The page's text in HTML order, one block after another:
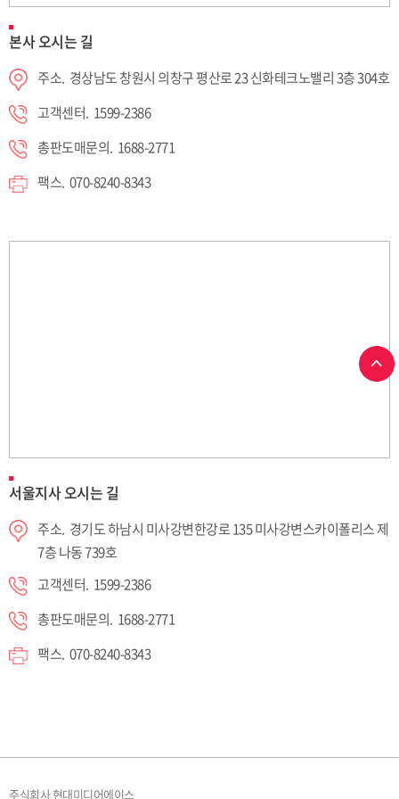
본사 오시는 길
주소. 경상남도 창원시 의창구 평산로 23 신화테크노밸리 3층 304호
고객센터. 1599-2386
총판도매문의. 1688-2771
팩스. 070-8240-8343
서울지사 오시는 길
주소. 경기도 하남시 미사강변한강로 135 미사강변스카이폴리스 제
7층 나동 739호
고객센터. 1599-2386
총판도매문의. 1688-2771
팩스. 070-8240-8343
주식회사 현대미디어에이스